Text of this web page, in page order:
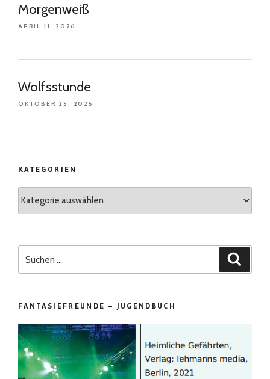
Morgenweiß
APRIL 11, 2026
Wolfsstunde
OKTOBER 25, 2025
KATEGORIEN
nach:
FANTASIEFREUNDE – JUGENDBUCH